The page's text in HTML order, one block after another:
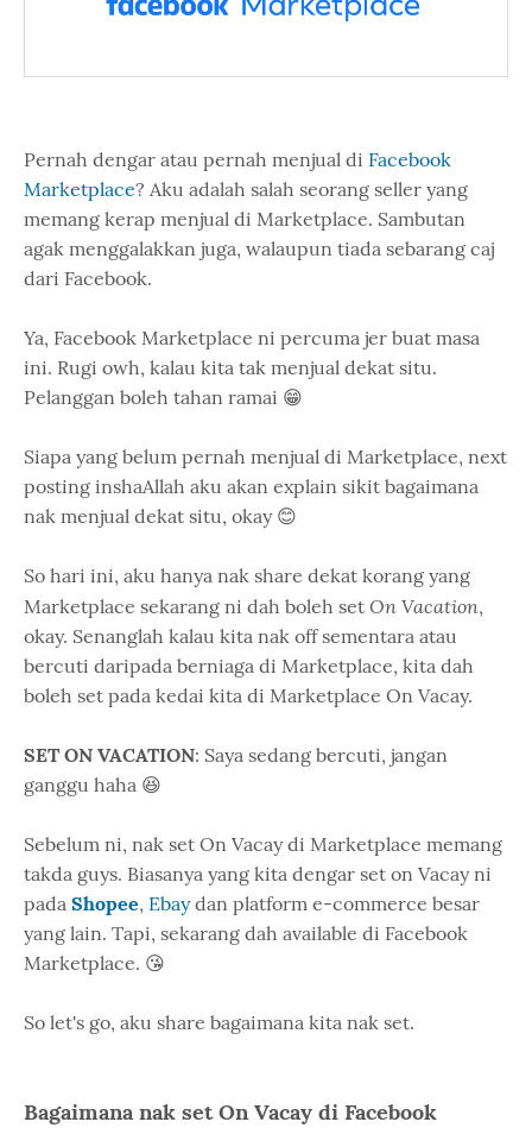
Pernah dengar atau pernah menjual di Facebook
Marketplace? Aku adalah salah seorang seller yang
memang kerap menjual di Marketplace. Sambutan
agak menggalakkan juga, walaupun tiada sebarang caj
dari Facebook.
Ya, Facebook Marketplace ni percuma jer buat masa
ini. Rugi owh, kalau kita tak menjual dekat situ.
Pelanggan boleh tahan ramai 😁
Siapa yang belum pernah menjual di Marketplace, next
posting inshaAllah aku akan explain sikit bagaimana
nak menjual dekat situ, okay 😊
So hari ini, aku hanya nak share dekat korang yang
Marketplace sekarang ni dah boleh set On Vacation,
okay. Senanglah kalau kita nak off sementara atau
bercuti daripada berniaga di Marketplace, kita dah
boleh set pada kedai kita di Marketplace On Vacay.
SET ON VACATION: Saya sedang bercuti, jangan
ganggu haha 😆
Sebelum ni, nak set On Vacay di Marketplace memang
takda guys. Biasanya yang kita dengar set on Vacay ni
pada Shopee, Ebaydan platform e-commerce besar
yang lain. Tapi, sekarang dah available di Facebook
Marketplace. 😘
So let's go, aku share bagaimana kita nak set.
Bagaimana nak set On Vacay di Facebook